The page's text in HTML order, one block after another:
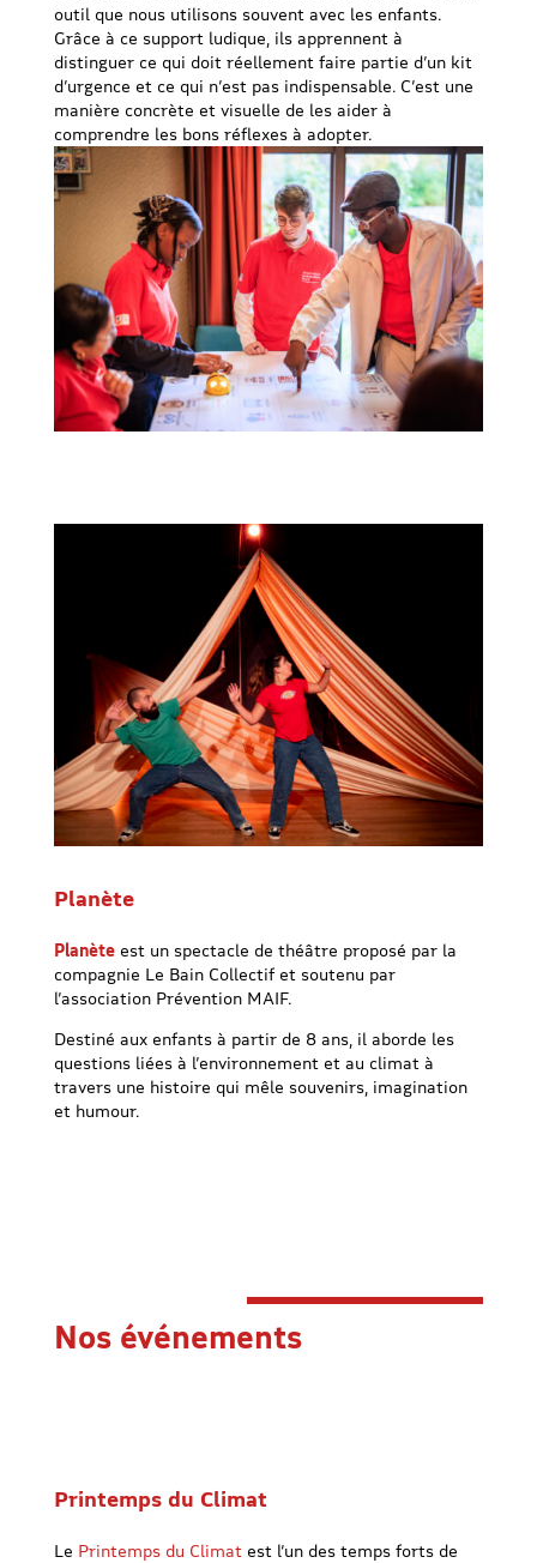
outil que nous utilisons souvent avec les enfants.
Grâce à ce support ludique, ils apprennent à
distinguer ce qui doit réellement faire partie d’un kit
d’urgence et ce qui n’est pas indispensable. C’est une
manière concrète et visuelle de les aider à
comprendre les bons réflexes à adopter.
Planète
Planète est un spectacle de théâtre proposé par la
compagnie Le Bain Collectif et soutenu par
l’association Prévention MAIF.
Destiné aux enfants à partir de 8 ans, il aborde les
questions liées à l’environnement et au climat à
travers une histoire qui mêle souvenirs, imagination
et humour.
Nos événements
Printemps du Climat
Le Printemps du Climat est l’un des temps forts de